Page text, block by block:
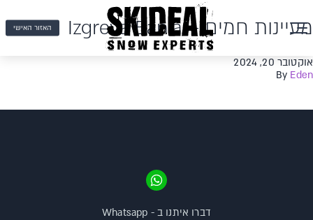
האזור האישי מעיינות חמים – Izgreva Bania
אוקטובר 20, 2024
By Eden
דברו איתנו ב - Whatsapp